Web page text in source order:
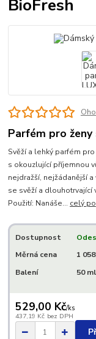
BioFresh
Parfém pro
Svěží a lehký parfém
s okouzlující příjemnou
nejdražší, nejžádanější
se svěží a dlouhotrvající
Použití: Nanáše... celý
Dostupnost
Měrná cena
1
Balení
50 ml
529,00 Kč/ks
437,19 Kč bez DPH